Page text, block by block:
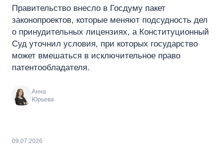
Правительство внесло в Госдуму пакет
законопроектов, которые меняют подсудность дел
о принудительных лицензиях, а Конституционный
Суд уточнил условия, при которых государство
может вмешаться в исключительное право
патентообладателя.
Анна
Юрьева
09.07.2026